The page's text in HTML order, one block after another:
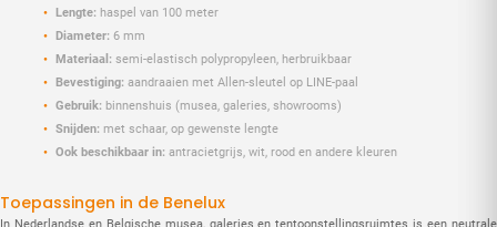
Lengte: haspel van 100 meter
Diameter: 6 mm
Materiaal: semi-elastisch polypropyleen, herbruikbaar
Bevestiging: aandraaien met Allen-sleutel op LINE-paal
Gebruik: binnenshuis (musea, galeries, showrooms)
Snijden: met schaar, op gewenste lengte
Ook beschikbaar in: antracietgrijs, wit, rood en andere kleuren
Toepassingen in de Benelux